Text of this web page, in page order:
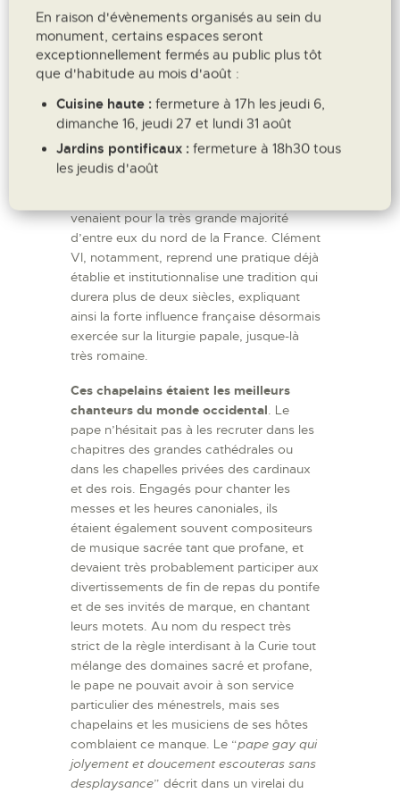
conseillers ou hauts fonctionnaires de la
curie. Cet ensemble de chantres va
acquérir une renommée considérable au
attirera plus tard les musiciens Dufay,
Agricola, Josquin….
Si les peintres choisis pour la décoration
du palais furent principalement italiens, les
venaient pour la très grande majorité
d’entre eux du nord de la France. Clément
VI, notamment, reprend une pratique déjà
établie et institutionnalise une tradition qui
durera plus de deux siècles, expliquant
ainsi la forte influence française désormais
exercée sur la liturgie papale, jusque-là
très romaine.
Ces chapelains étaient les meilleurs
chanteurs du monde occidental. Le
pape n’hésitait pas à les recruter dans les
chapitres des grandes cathédrales ou
dans les chapelles privées des cardinaux
et des rois. Engagés pour chanter les
messes et les heures canoniales, ils
étaient également souvent compositeurs
de musique sacrée tant que profane, et
devaient très probablement participer aux
divertissements de fin de repas du pontife
et de ses invités de marque, en chantant
leurs motets. Au nom du respect très
strict de la règle interdisant à la Curie tout
mélange des domaines sacré et profane,
le pape ne pouvait avoir à son service
particulier des ménestrels, mais ses
chapelains et les musiciens de ses hôtes
comblaient ce manque. Le “pape gay qui
jolyement et doucement escouteras sans
desplaysance” décrit dans un virelai du
En raison d'évènements organisés au sein du
monument, certains espaces seront
exceptionnellement fermés au public plus tôt
que d'habitude au mois d'août :
Cuisine haute : fermeture à 17h les jeudi 6,
dimanche 16, jeudi 27 et lundi 31 août
Jardins pontificaux : fermeture à 18h30 tous
les jeudis d'août